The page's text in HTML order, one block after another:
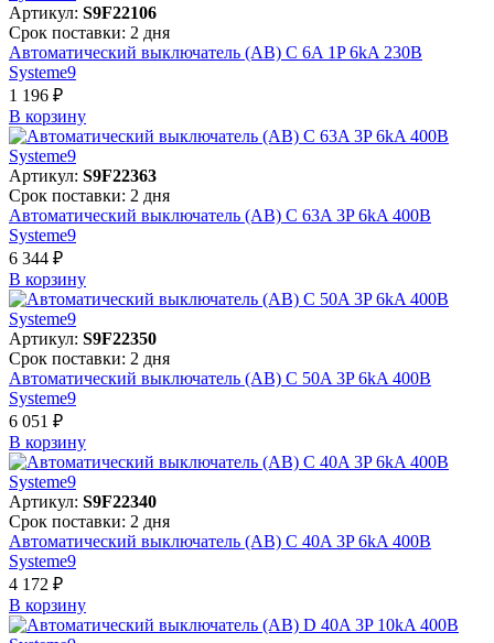
Артикул: S9F22106
Срок поставки: 2 дня
Автоматический выключатель (АВ) C 6A 1P 6kA 230В
Systeme9
1 196 ₽
В корзинy
Артикул: S9F22363
Срок поставки: 2 дня
Автоматический выключатель (АВ) C 63A 3P 6kA 400В
Systeme9
6 344 ₽
В корзинy
Артикул: S9F22350
Срок поставки: 2 дня
Автоматический выключатель (АВ) C 50A 3P 6kA 400В
Systeme9
6 051 ₽
В корзинy
Артикул: S9F22340
Срок поставки: 2 дня
Автоматический выключатель (АВ) C 40A 3P 6kA 400В
Systeme9
4 172 ₽
В корзинy